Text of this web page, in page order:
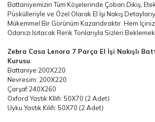
Battaniyemizin Tüm Köşelerinde Çoban Dikiş,
Püskülleriyle ve Özel Olarak El İşi Nakış
Mükemmel Bir Görünüm Kazandıraktır. Hem
Odanızı Isıtacak Renk Tonlarıyla Sizleri
Zebra Casa Lenora 7 Parça El İşi Nakışlı
Kurusu
Battaniye:200X220
Nevresim: 200X220
Çarşaf:240X260
Oxford Yastık KIlıfı: 50X70 (2 Adet)
Uyku Yastık Kılıfı: 50X70 (2 Adet)